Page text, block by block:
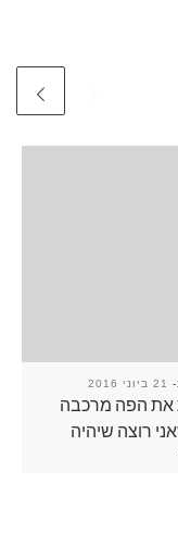
21 ביוני 2016
את הפה מרכבה
רוצה שיהיה